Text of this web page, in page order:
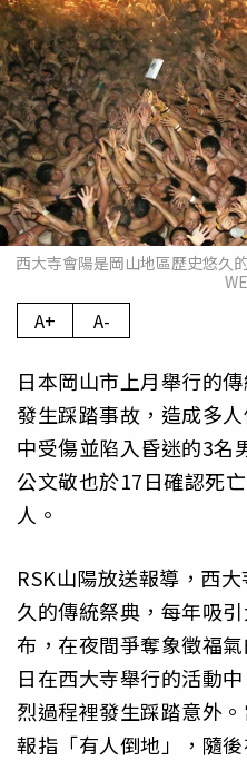
西大寺會陽是岡山地區歷史悠久
A+ A-
日本岡山市上月舉行的
發生踩踏事故，造成多
中受傷並陷入昏迷的3名
公文敬也於17日確認死
人。
RSK山陽放送報導，西
久的傳統祭典，每年吸
布，在夜間爭奪象徵福
日在西大寺舉行的活動
烈過程裡發生踩踏意外
報指「有人倒地」，隨